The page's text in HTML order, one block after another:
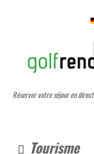
Réserver votre séjour en direct
Tourisme